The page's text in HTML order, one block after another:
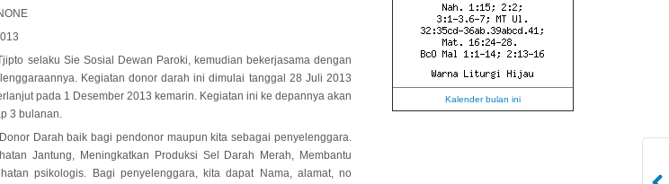
selaku Sie Sosial Dewan Paroki, kemudian bekerjasama dengan
Kegiatan donor darah ini dimulai tanggal 28 Juli 2013
pada 1 Desember 2013 kemarin. Kegiatan ini ke depannya akan
3 bulanan.
Darah baik bagi pendonor maupun kita sebagai penyelenggara.
Jantung, Meningkatkan Produksi Sel Darah Merah, Membantu
psikologis. Bagi penyelenggara, kita dapat Nama, alamat, no
Kalender bulan ini